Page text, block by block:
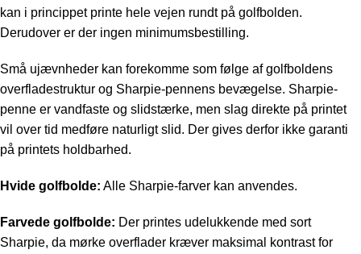
kan i princippet printe hele vejen rundt på golfbolden.
Derudover er der ingen minimumsbestilling.
Små ujævnheder kan forekomme som følge af golfboldens
overfladestruktur og Sharpie-pennens bevægelse. Sharpie-
penne er vandfaste og slidstærke, men slag direkte på printet
vil over tid medføre naturligt slid. Der gives derfor ikke garanti
på printets holdbarhed.
Hvide golfbolde: Alle Sharpie-farver kan anvendes.
Farvede golfbolde: Der printes udelukkende med sort
Sharpie, da mørke overflader kræver maksimal kontrast for